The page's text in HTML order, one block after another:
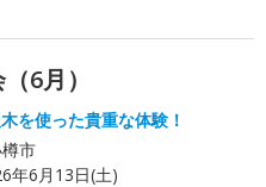
6月）
を使った貴重な体験！
市
年6月13日(土)